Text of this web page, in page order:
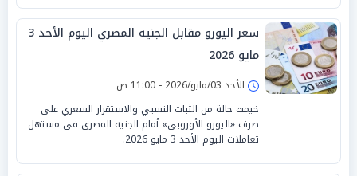
سعر اليورو مقابل الجنيه المصري اليوم الأحد 3
مايو 2026
الأحد 03/مايو/2026 - 11:00 ص
خيمت حالة من الثبات النسبي والاستقرار السعري على
صرف «اليورو الأوروبي» أمام الجنيه المصري في مستهل
تعاملات اليوم الأحد 3 مايو 2026.